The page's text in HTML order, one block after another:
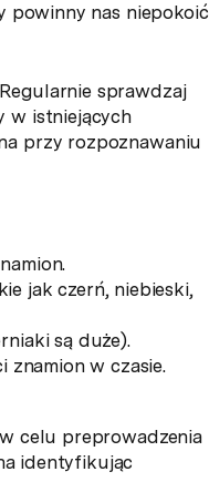
powinny nas niepokoić
sprawdzaj
w istniejących
przy rozpoznawaniu
jak czerń, niebieski,
są duże).
znamion w czasie.
celu preprowadzenia
identyfikując